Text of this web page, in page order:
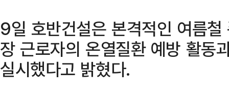
9일 호반건설은 본격적인 여름
장 근로자의 온열질환 예방 활동
실시했다고 밝혔다.